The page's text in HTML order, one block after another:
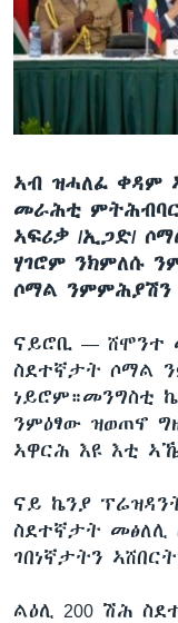
ቂሔ ጽልሚ
ቋንቋታት
ኣብ ዝሓለፈ ቀዳም
መራሕቲ
ኣፍሪቃ /ኢጋድ/
ሃገሮም ንክምለሱ
ሶማል ንምምሕያሽን
ናይሮቢ — ሸሞንተ
ስደተኛታት ሶማል
ነይሮም።መንግስቲ
ንምዕፃው ዝወጠኖ
ኣዋርሕ እዩ እቲ
ናይ ኬንያ
ስደተኛታት መፅለሊ
ገበነኛታትን
ልዕሊ 200 ሽሕ